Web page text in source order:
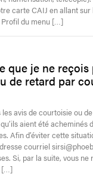
carte CAIJ en allant sur
Profil du menu […]
que je ne reçois
de retard par
avis de courtoisie ou
aient été acheminés
Afin d’éviter cette
courriel
Si, par la suite, vous
[…]